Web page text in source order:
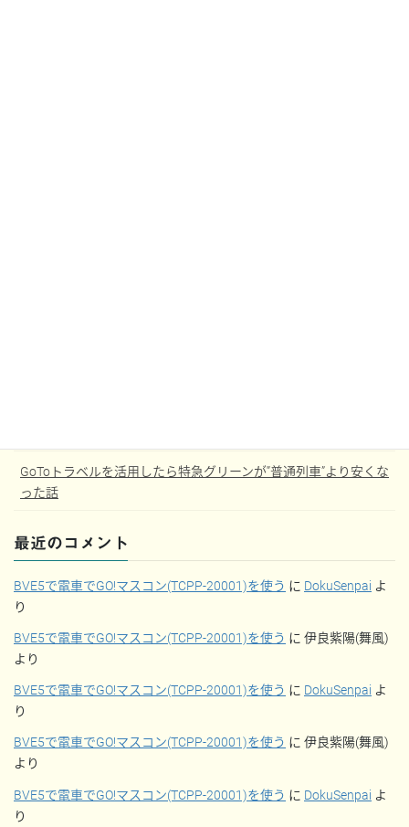
GoToトラベルを活用したら特急グリーンが”普通列車”より安くな
った話
最近のコメント
BVE5で電車でGO!マスコン(TCPP-20001)を使う に DokuSenpai よ
り
BVE5で電車でGO!マスコン(TCPP-20001)を使う に 伊良紫陽(舞風)
より
BVE5で電車でGO!マスコン(TCPP-20001)を使う に DokuSenpai よ
り
BVE5で電車でGO!マスコン(TCPP-20001)を使う に 伊良紫陽(舞風)
より
BVE5で電車でGO!マスコン(TCPP-20001)を使う に DokuSenpai よ
り